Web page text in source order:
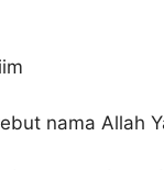
nama Allah